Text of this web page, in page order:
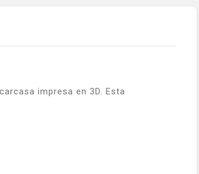
impresa en 3D. Esta